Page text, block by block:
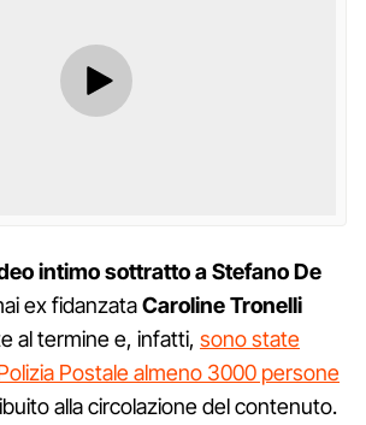
intimo sottratto a Stefano De
ex fidanzataCaroline Tronelli
al termine e, infatti, sono state
Postale almeno 3000 persone
alla circolazione del contenuto.